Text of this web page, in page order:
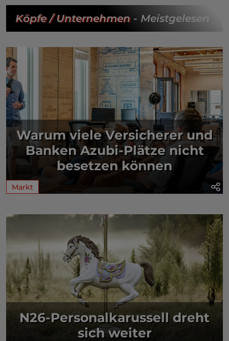
Köpfe / Unternehmen- Meistgelesen
Warum viele Versicherer und
Banken Azubi-Plätze nicht
besetzen können
Markt
N26-Personalkarussell dreht
sich weiter